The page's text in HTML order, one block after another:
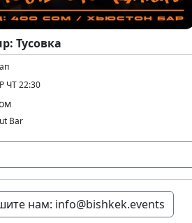
Тусовка
ЧТ 22:30
Bar
нам: info@bishkek.events